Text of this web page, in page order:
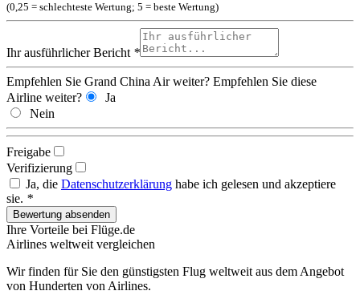
(0,25 = schlechteste Wertung; 5 = beste Wertung)
Ihr ausführlicher Bericht *
Empfehlen Sie Grand China Air weiter? Empfehlen Sie diese
Airline weiter?
Ja
Nein
Freigabe
Verifizierung
Ja, die Datenschutzerklärung habe ich gelesen und akzeptiere
sie. *
Ihre Vorteile bei Flüge.de
Airlines weltweit vergleichen
Wir finden für Sie den günstigsten Flug weltweit aus dem Angebot
von Hunderten von Airlines.